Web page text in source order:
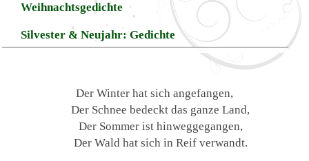
Weihnachtsgedichte
Silvester & Neujahr: Gedichte
Der Winter hat sich angefangen,
Der Schnee bedeckt das ganze Land,
Der Sommer ist hinweggegangen,
Der Wald hat sich in Reif verwandt.